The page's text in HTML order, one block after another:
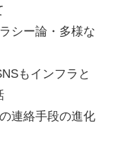
シー論・多様な
もインフラと
連絡手段の進化